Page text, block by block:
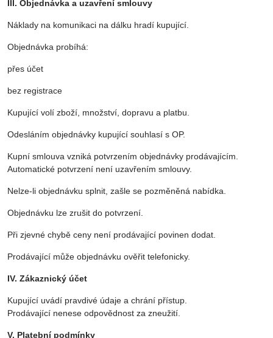
III. Objednávka a uzavření smlouvy
Náklady na komunikaci na dálku hradí kupující.
Objednávka probíhá:
přes účet
bez registrace
Kupující volí zboží, množství, dopravu a platbu.
Odesláním objednávky kupující souhlasí s OP.
Kupní smlouva vzniká potvrzením objednávky prodávajícím.
Automatické potvrzení není uzavřením smlouvy.
Nelze-li objednávku splnit, zašle se pozměněná nabídka.
Objednávku lze zrušit do potvrzení.
Při zjevné chybě ceny není prodávající povinen dodat.
Prodávající může objednávku ověřit telefonicky.
IV. Zákaznický účet
Kupující uvádí pravdivé údaje a chrání přístup.
Prodávající nenese odpovědnost za zneužití.
V. Platební podmínky